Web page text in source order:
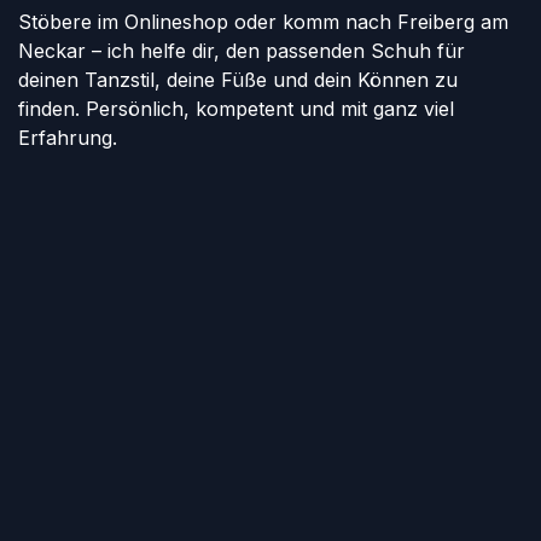
Stöbere im Onlineshop oder komm nach Freiberg am
Neckar – ich helfe dir, den passenden Schuh für
deinen Tanzstil, deine Füße und dein Können zu
finden. Persönlich, kompetent und mit ganz viel
Erfahrung.